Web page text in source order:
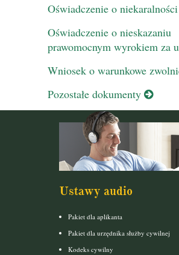
Oświadczenie o niekaralności
Oświadczenie o nieskazaniu
prawomocnym wyrokiem za
Wniosek o warunkowe
Pozostałe dokumenty
Ustawy audio
Pakiet dla aplikanta
Pakiet dla urzędnika służby cywilnej
Kodeks cywilny